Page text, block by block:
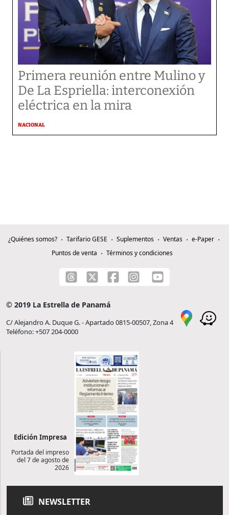
Primera reunión entre Mulino y
De La Espriella: interconexión
eléctrica en la mira
NACIONAL
¿Quiénes somos? Tarifario GESE Suplementos Ventas
e-Paper
Puntos de venta
Términos y condiciones
© 2019 La Estrella de Panamá
C/ Alejandro A. Duque G. - Apartado 0815-00507, Zona 4
Teléfono: +507 204-0000
Edición Impresa
Portada del impreso
del 7 de agosto de
2026
NEWSLETTER